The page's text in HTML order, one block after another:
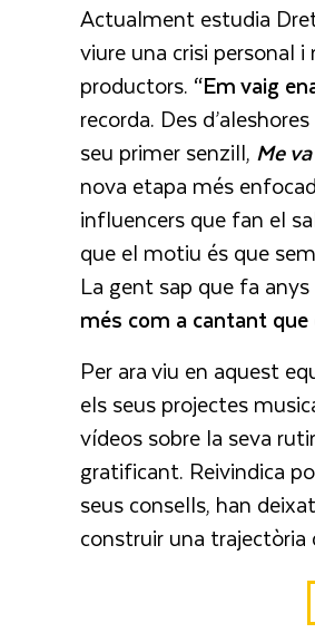
Actualment estudia
viure una crisi personal
productors. “Em vaig
recorda. Des
seu primer senzill, Me
nova etapa més
influencers que fan el
que el motiu és que
La gent sap que fa
més com a cantant
Per ara viu en aquest
els seus projectes
vídeos sobre la seva
gratificant. Reivindica
seus consells, han
construir una